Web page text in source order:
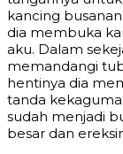
kancing
dia membuka
aku. Dalam
memandangi
hentinya dia
tanda
sudah menjadi
besar dan